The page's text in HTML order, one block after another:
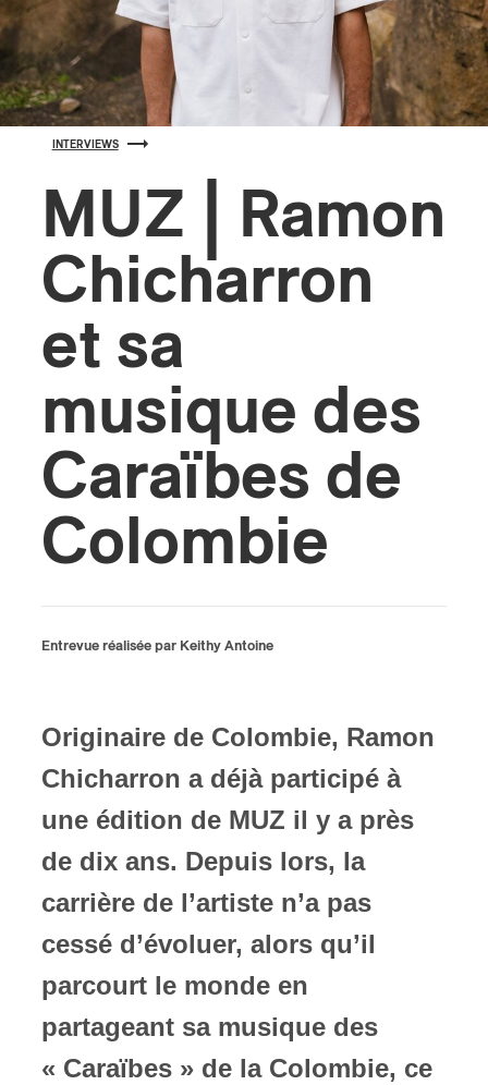
INTERVIEWS
MUZ | Ramon
Chicharron
et sa
musique des
Caraïbes de
Colombie
Entrevue réalisée par Keithy Antoine
Originaire de Colombie, Ramon
Chicharron a déjà participé à
une édition de MUZ il y a près
de dix ans. Depuis lors, la
carrière de l’artiste n’a pas
cessé d’évoluer, alors qu’il
parcourt le monde en
partageant sa musique des
« Caraïbes » de la Colombie, ce